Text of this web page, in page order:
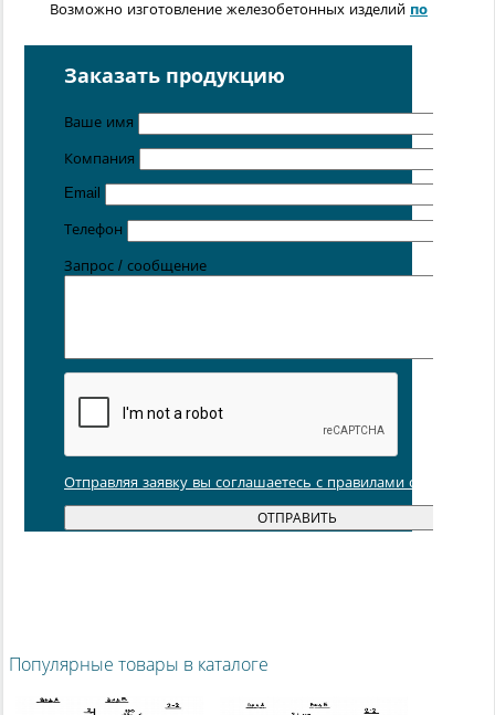
Возможно изготовление железобетонных изделий по
расположенных вСанкт-Петербурге
Цена от 5 руб. / кг
Заказать продукцию
Ваше имя
Компания
Email
Телефон
Запрос / сообщение
Отправляя заявку вы соглашаетесь с правилами обработки
Популярные товары в каталоге